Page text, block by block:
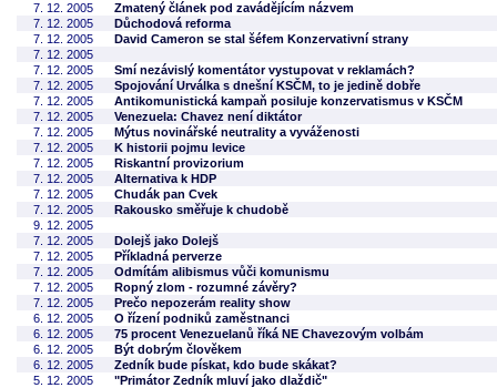
7. 12. 2005
Zmatený článek pod zavádějícím názvem
7. 12. 2005
Důchodová reforma
7. 12. 2005
David Cameron se stal šéfem Konzervativní strany
7. 12. 2005
7. 12. 2005
Smí nezávislý komentátor vystupovat v reklamách?
7. 12. 2005
Spojování Urválka s dnešní KSČM, to je jedině dobře
7. 12. 2005
Antikomunistická kampaň posiluje konzervatismus v KSČM
7. 12. 2005
Venezuela: Chavez není diktátor
7. 12. 2005
Mýtus novinářské neutrality a vyváženosti
7. 12. 2005
K historii pojmu levice
7. 12. 2005
Riskantní provizorium
7. 12. 2005
Alternativa k HDP
7. 12. 2005
Chudák pan Cvek
7. 12. 2005
Rakousko směřuje k chudobě
9. 12. 2005
7. 12. 2005
Dolejš jako Dolejš
7. 12. 2005
Příkladná perverze
7. 12. 2005
Odmítám alibismus vůči komunismu
7. 12. 2005
Ropný zlom - rozumné závěry?
7. 12. 2005
Prečo nepozerám reality show
6. 12. 2005
O řízení podniků zaměstnanci
6. 12. 2005
75 procent Venezuelanů říká NE Chavezovým volbám
6. 12. 2005
Být dobrým člověkem
6. 12. 2005
Zedník bude pískat, kdo bude skákat?
5. 12. 2005
"Primátor Zedník mluví jako dlaždič"